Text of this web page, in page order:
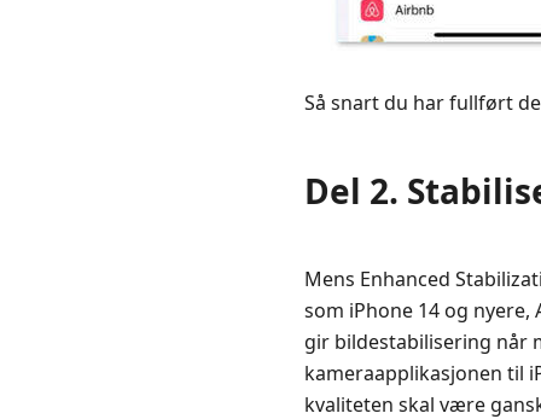
på
Så snart du har fullført
Del 2.
Mens Enhanced
som iPhone 14 og
gir bildestabilisering når
kameraapplikasjonen til
kvaliteten skal være